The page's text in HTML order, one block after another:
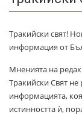
Тракийски свят!
информация от
Мненията на
Тракийски Свят не
информацията,
истинността ѝ,